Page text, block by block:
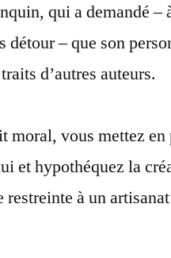
qui a demandé –
détour – que son
d’autres auteurs.
moral, vous mettez
et hypothéquez la
restreinte à un